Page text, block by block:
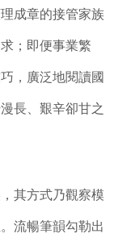
成章的接管家族
；即便事業繁
，廣泛地閱讀國
長、艱辛卻甘之
其方式乃觀察模
流暢筆韻勾勒出